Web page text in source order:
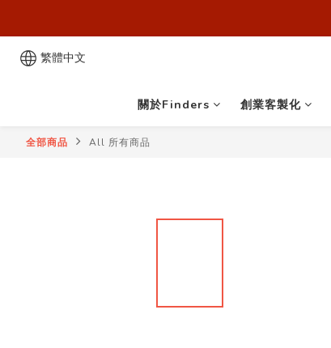
繁體中文
關於Finders 創業客製化
全部商品 All 所有商品